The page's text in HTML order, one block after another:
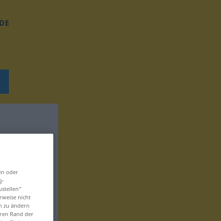
DE
oder
nicht
zu ändern
Rand der